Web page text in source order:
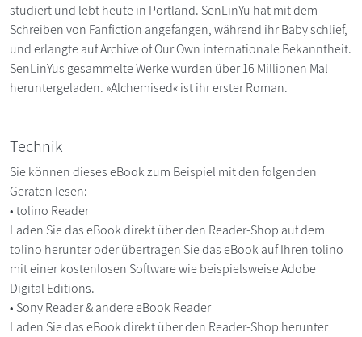
studiert und lebt heute in Portland. SenLinYu hat mit dem
Schreiben von Fanfiction angefangen, während ihr Baby schlief,
und erlangte auf Archive of Our Own internationale Bekanntheit.
SenLinYus gesammelte Werke wurden über 16 Millionen Mal
heruntergeladen. »Alchemised« ist ihr erster Roman.
Technik
Sie können dieses eBook zum Beispiel mit den folgenden
Geräten lesen:
• tolino Reader
Laden Sie das eBook direkt über den Reader-Shop auf dem
tolino herunter oder übertragen Sie das eBook auf Ihren tolino
mit einer kostenlosen Software wie beispielsweise Adobe
Digital Editions.
• Sony Reader & andere eBook Reader
Laden Sie das eBook direkt über den Reader-Shop herunter